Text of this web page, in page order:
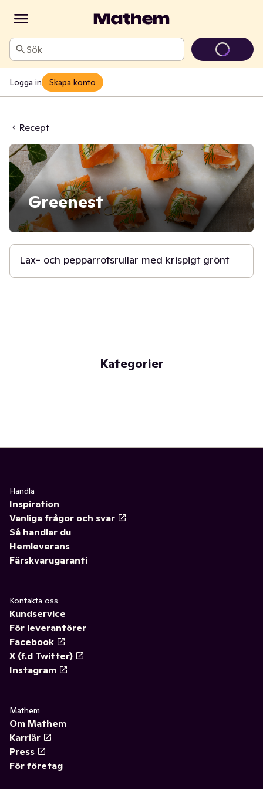
Sök
Logga in Skapa konto
Recept
Greenest
15 min
Lax- och pepparrotsrullar med krispigt grönt
Kategorier
Handla
Inspiration
Vanliga frågor och svar
Så handlar du
Hemleverans
Färskvarugaranti
Kontakta oss
Kundservice
För leverantörer
Facebook
X (f.d Twitter)
Instagram
Mathem
Om Mathem
Karriär
Press
För företag